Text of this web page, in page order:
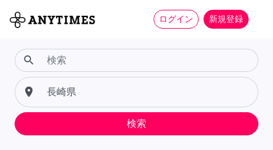
ログイン 新規登録
search
place
検索